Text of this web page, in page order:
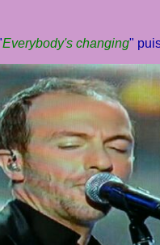
Everybody's changing"